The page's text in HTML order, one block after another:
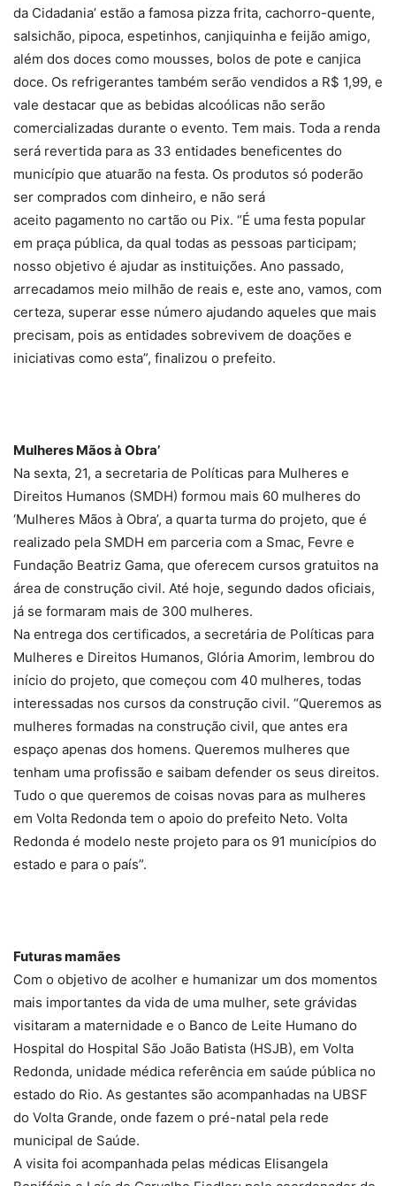
da Cidadania’ estão a famosa pizza frita, cachorro-quente,
salsichão, pipoca, espetinhos, canjiquinha e feijão amigo,
além dos doces como mousses, bolos de pote e canjica
doce. Os refrigerantes também serão vendidos a R$ 1,99, e
vale destacar que as bebidas alcoólicas não serão
comercializadas durante o evento. Tem mais. Toda a renda
será revertida para as 33 entidades beneficentes do
município que atuarão na festa. Os produtos só poderão
ser comprados com dinheiro, e não será
aceito pagamento no cartão ou Pix. “É uma festa popular
em praça pública, da qual todas as pessoas participam;
nosso objetivo é ajudar as instituições. Ano passado,
arrecadamos meio milhão de reais e, este ano, vamos, com
certeza, superar esse número ajudando aqueles que mais
precisam, pois as entidades sobrevivem de doações e
iniciativas como esta”, finalizou o prefeito.
Mulheres Mãos à Obra’
Na sexta, 21, a secretaria de Políticas para Mulheres e
Direitos Humanos (SMDH) formou mais 60 mulheres do
‘Mulheres Mãos à Obra’, a quarta turma do projeto, que é
realizado pela SMDH em parceria com a Smac, Fevre e
Fundação Beatriz Gama, que oferecem cursos gratuitos na
área de construção civil. Até hoje, segundo dados oficiais,
já se formaram mais de 300 mulheres.
Na entrega dos certificados, a secretária de Políticas para
Mulheres e Direitos Humanos, Glória Amorim, lembrou do
início do projeto, que começou com 40 mulheres, todas
interessadas nos cursos da construção civil. “Queremos as
mulheres formadas na construção civil, que antes era
espaço apenas dos homens. Queremos mulheres que
tenham uma profissão e saibam defender os seus direitos.
Tudo o que queremos de coisas novas para as mulheres
em Volta Redonda tem o apoio do prefeito Neto. Volta
Redonda é modelo neste projeto para os 91 municípios do
estado e para o país”.
Futuras mamães
Com o objetivo de acolher e humanizar um dos momentos
mais importantes da vida de uma mulher, sete grávidas
visitaram a maternidade e o Banco de Leite Humano do
Hospital do Hospital São João Batista (HSJB), em Volta
Redonda, unidade médica referência em saúde pública no
estado do Rio. As gestantes são acompanhadas na UBSF
do Volta Grande, onde fazem o pré-natal pela rede
municipal de Saúde.
A visita foi acompanhada pelas médicas Elisangela